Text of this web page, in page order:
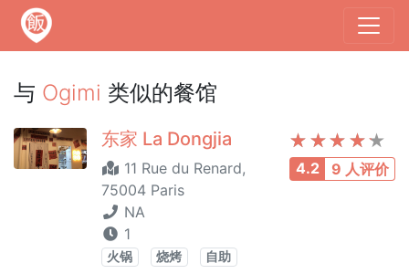
与 Ogimi 类似的餐馆
4.2 9 人评价
东家 La Dongjia
11 Rue du Renard,
75004 Paris
NA
1
火锅 烧烤 自助